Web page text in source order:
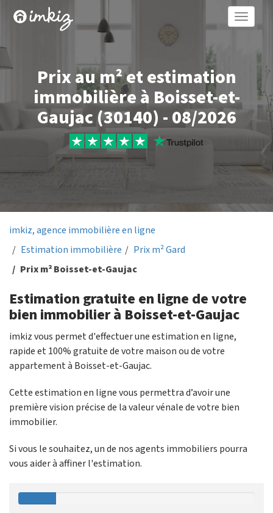
Toggle
Prix au m² et estimation
immobilière à Boisset-et-
Gaujac (30140) - 08/2026
imkiz, agence immobilière en ligne
Estimation immobilière
Prix m² Gard
Prix m² Boisset-et-Gaujac
Estimation gratuite en ligne de votre
bien immobilier à Boisset-et-Gaujac
imkiz vous permet d'effectuer une estimation en ligne,
rapide et 100% gratuite de votre maison ou de votre
appartement à Boisset-et-Gaujac.
Cette estimation en ligne vous permettra d’avoir une
première vision précise de la valeur vénale de votre bien
immobilier.
Si vous le souhaitez, un de nos agents immobiliers pourra
vous aider à affiner l'estimation.